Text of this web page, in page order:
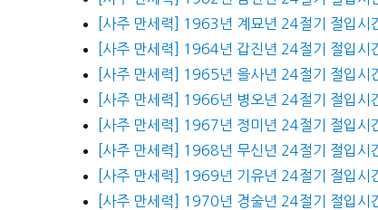
[사주 만세력] 1963년 계묘년 24절기 절입시
[사주 만세력] 1964년 갑진년 24절기 절입시
[사주 만세력] 1965년 을사년 24절기 절입시
[사주 만세력] 1966년 병오년 24절기 절입시
[사주 만세력] 1967년 정미년 24절기 절입시
[사주 만세력] 1968년 무신년 24절기 절입시
[사주 만세력] 1969년 기유년 24절기 절입시
[사주 만세력] 1970년 경술년 24절기 절입시